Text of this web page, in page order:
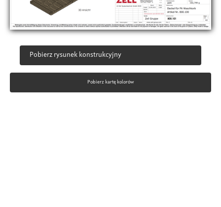
Pobierz rysunek konstrukcyjny
Pobierz kartę kolorów